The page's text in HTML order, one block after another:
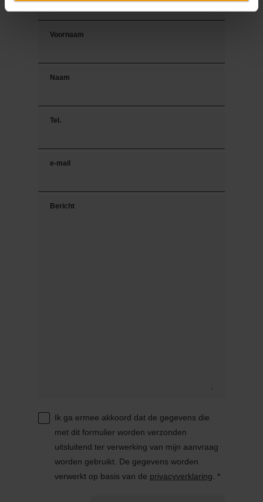
Voornaam
Naam
Tel.
e-mail
Bericht
Ik ga ermee akkoord dat de gegevens die
met dit formulier worden verzonden
uitsluitend ter verwerking van mijn aanvraag
worden gebruikt. De gegevens worden
verwerkt op basis van de privacyverklaring . *